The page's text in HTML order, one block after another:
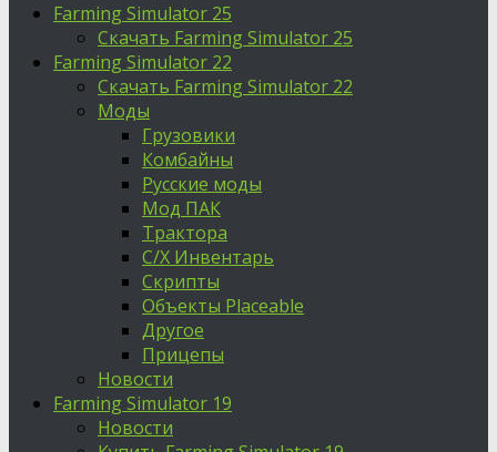
Farming Simulator 25
Скачать Farming Simulator 25
Farming Simulator 22
Скачать Farming Simulator 22
Моды
Грузовики
Комбайны
Русские моды
Мод ПАК
Трактора
С/Х Инвентарь
Скрипты
Объекты Placeable
Другое
Прицепы
Новости
Farming Simulator 19
Новости